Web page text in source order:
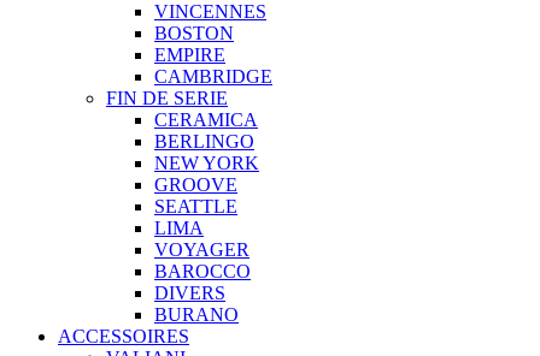
VINCENNES
BOSTON
EMPIRE
CAMBRIDGE
FIN DE SERIE
CERAMICA
BERLINGO
NEW YORK
GROOVE
SEATTLE
LIMA
VOYAGER
BAROCCO
DIVERS
BURANO
ACCESSOIRES